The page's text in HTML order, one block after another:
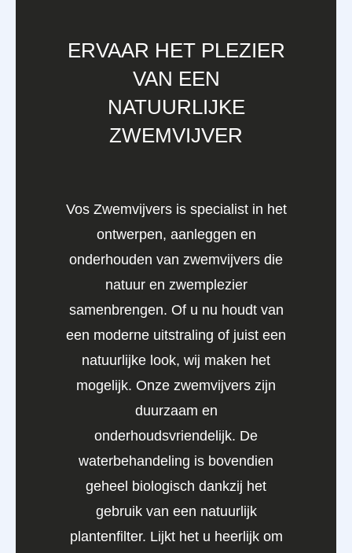
ERVAAR HET PLEZIER
VAN EEN
NATUURLIJKE
ZWEMVIJVER
Vos Zwemvijvers is specialist in het
ontwerpen, aanleggen en
onderhouden van zwemvijvers die
natuur en zwemplezier
samenbrengen. Of u nu houdt van
een moderne uitstraling of juist een
natuurlijke look, wij maken het
mogelijk. Onze zwemvijvers zijn
duurzaam en
onderhoudsvriendelijk. De
waterbehandeling is bovendien
geheel biologisch dankzij het
gebruik van een natuurlijk
plantenfilter. Lijkt het u heerlijk om